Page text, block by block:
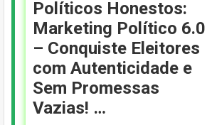
Políticos Honestos:
Marketing Político 6.0
– Conquiste Eleitores
com Autenticidade e
Sem Promessas
Vazias! …